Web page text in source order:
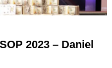
2023 – Daniel